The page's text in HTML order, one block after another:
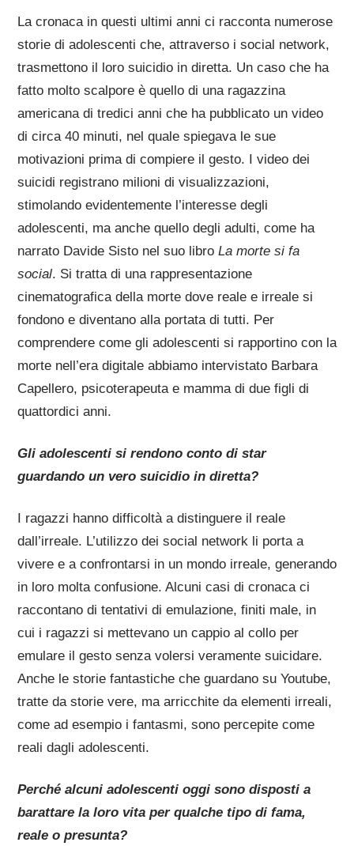
La cronaca in questi ultimi anni ci racconta numerose
storie di adolescenti che, attraverso i social network,
trasmettono il loro suicidio in diretta. Un caso che ha
fatto molto scalpore è quello di una ragazzina
americana di tredici anni che ha pubblicato un video
di circa 40 minuti, nel quale spiegava le sue
motivazioni prima di compiere il gesto. I video dei
suicidi registrano milioni di visualizzazioni,
stimolando evidentemente l’interesse degli
adolescenti, ma anche quello degli adulti, come ha
narrato Davide Sisto nel suo libro La morte si fa
social. Si tratta di una rappresentazione
cinematografica della morte dove reale e irreale si
fondono e diventano alla portata di tutti. Per
comprendere come gli adolescenti si rapportino con la
morte nell’era digitale abbiamo intervistato Barbara
Capellero, psicoterapeuta e mamma di due figli di
quattordici anni.
Gli adolescenti si rendono conto di star
guardando un vero suicidio in diretta?
I ragazzi hanno difficoltà a distinguere il reale
dall’irreale. L’utilizzo dei social network li porta a
vivere e a confrontarsi in un mondo irreale, generando
in loro molta confusione. Alcuni casi di cronaca ci
raccontano di tentativi di emulazione, finiti male, in
cui i ragazzi si mettevano un cappio al collo per
emulare il gesto senza volersi veramente suicidare.
Anche le storie fantastiche che guardano su Youtube,
tratte da storie vere, ma arricchite da elementi irreali,
come ad esempio i fantasmi, sono percepite come
reali dagli adolescenti.
Perché alcuni adolescenti oggi sono disposti a
barattare la loro vita per qualche tipo di fama,
reale o presunta?